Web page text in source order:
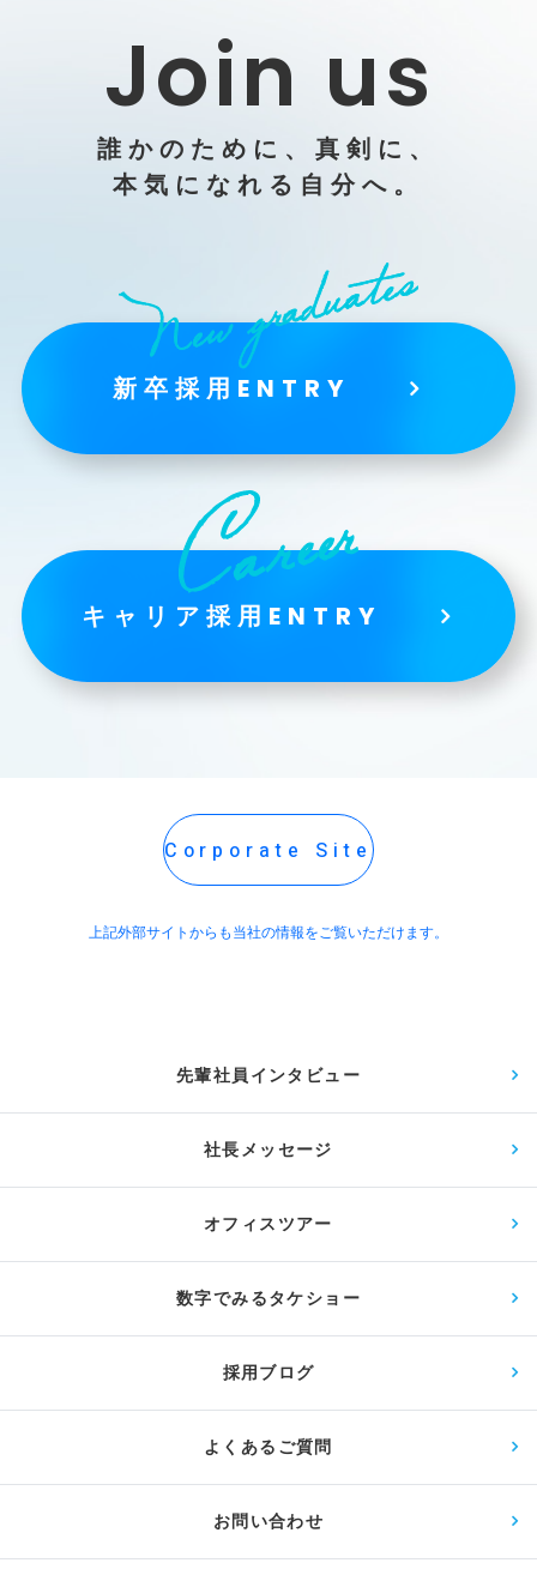
Join us
誰かのために、真剣に、
本気になれる自分へ。
新卒採用ENTRY
キャリア採用ENTRY
Corporate Site
上記外部サイトからも当社の情報をご覧いただけます。
先輩社員インタビュー
社長メッセージ
オフィスツアー
数字でみるタケショー
採用ブログ
よくあるご質問
お問い合わせ